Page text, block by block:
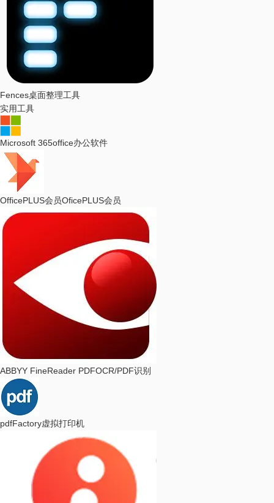
Fences桌面整理工具
实用工具
Microsoft 365office办公软件
OfficePLUS会员OficePLUS会员
ABBYY FineReader PDFOCR/PDF识别
pdfFactory虚拟打印机